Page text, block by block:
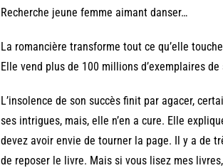
Recherche jeune femme aimant danser…
La romancière transforme tout ce qu’elle
Elle vend plus de 100 millions d’exemplaires de
L’insolence de son succès finit par agacer,
ses intrigues, mais, elle n’en a cure. Elle
devez avoir envie de tourner la page. Il y a de
de reposer le livre. Mais si vous lisez mes